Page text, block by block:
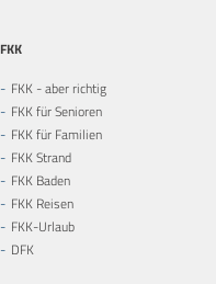
FKK
FKK - aber richtig
FKK für Senioren
FKK für Familien
FKK Strand
FKK Baden
FKK Reisen
FKK-Urlaub
DFK